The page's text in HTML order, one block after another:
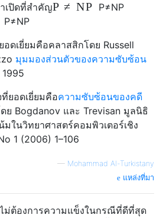
เปิดที่สำคัญP ≠ NP P≠NP
P≠NP
อดเยี่ยมคือคลาสสิกโดย Russell
มุมมองส่วนตัวของความซับซ้อน
1995
ยอดเยี่ยมคือความซับซ้อนของคดี
ย Bogdanov และ Trevisan มูลนิธิ
มในวิทยาศาสตร์คอมพิวเตอร์เชิง
1 (2006) 1–106
— Mohammad Al-Turkistany
แหล่งที่มา
ไม่ต้องการความแข็งในกรณีที่ดีที่สุด